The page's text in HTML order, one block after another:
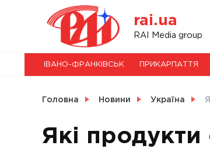
rai.ua
RAI Media group
НОВИНИ
СВІТ
ІВАНО-ФРАНКІВСЬК ПРИКАРПАТТЯ
Головна Новини Україна
Які продукти